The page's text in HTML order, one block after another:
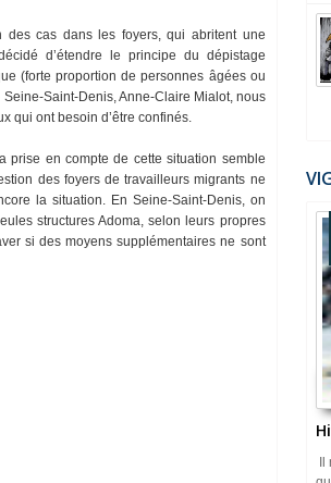
des cas dans les foyers, qui abritent une
d’étendre le principe du dépistage
(forte proportion de personnes âgées ou
Saint-Denis, Anne-Claire Mialot, nous
qui ont besoin d’être confinés.
prise en compte de cette situation semble
des foyers de travailleurs migrants ne
la situation. En Seine-Saint-Denis, on
structures Adoma, selon leurs propres
si des moyens supplémentaires ne sont
Il